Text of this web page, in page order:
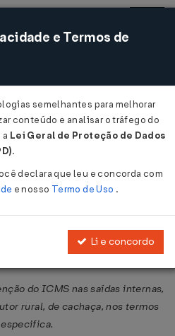
Acessar
Nº 11 DE
do ICMS nas saídas internas,
rural, de cachaça, nos termos
e Termos de
semelhantes para melhorar
conteúdo e analisar o tráfego do
Lei Geral de Proteção de Dados
.
declara que leu e concorda com
e nosso Termo de Uso .
Li e concordo